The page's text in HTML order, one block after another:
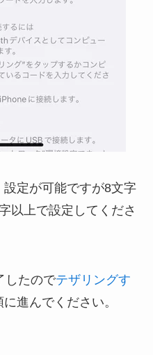
定が可能ですが8文字
以上で設定してくださ
したのでテザリングす
進んでください。